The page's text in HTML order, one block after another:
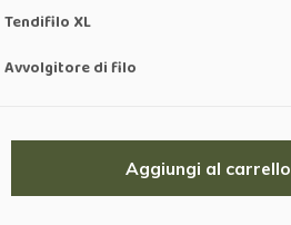
Tendifilo XL
Avvolgitore di filo
Aggiungi al carrello